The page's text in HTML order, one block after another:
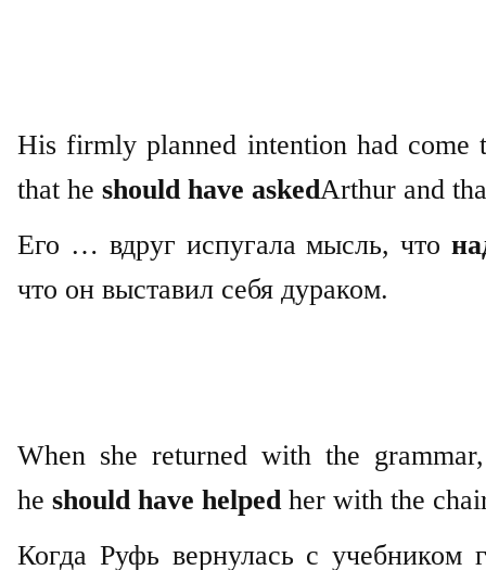
His firmly planned intention had
that he should have askedArthur and
Его … вдруг испугала мысль, что
что он выставил себя дураком.
When she returned with the
he should have helpedher with the
Когда Руфь вернулась с учебником